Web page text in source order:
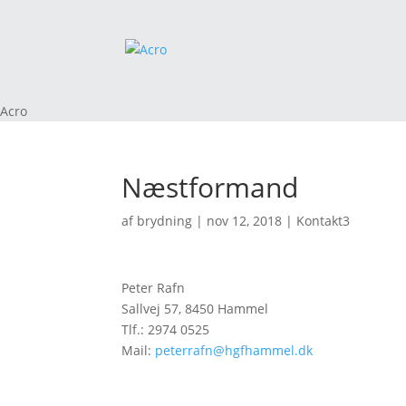
Acro
Næstformand
af brydning | nov 12, 2018 | Kontakt3
Peter Rafn
Sallvej 57, 8450 Hammel
Tlf.: 2974 0525
Mail: peterrafn@hgfhammel.dk